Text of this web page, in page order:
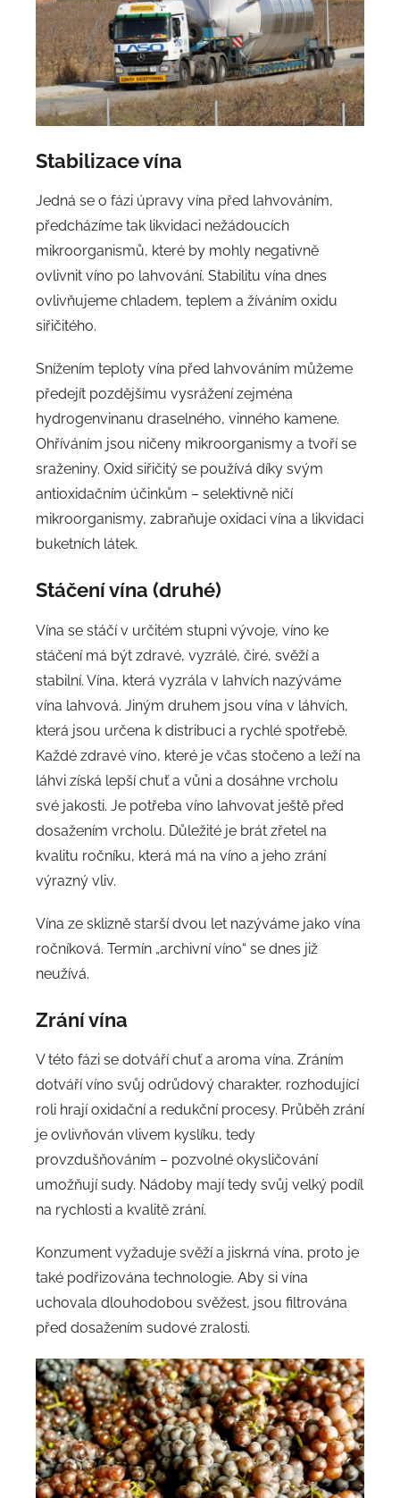
Stabilizace vína
Jedná se o fázi úpravy vína před lahvováním,
předcházíme tak likvidaci nežádoucích
mikroorganismů, které by mohly negativně
ovlivnit víno po lahvování. Stabilitu vína dnes
ovlivňujeme chladem, teplem a žíváním oxidu
siřičitého.
Snížením teploty vína před lahvováním můžeme
předejít pozdějšímu vysrážení zejména
hydrogenvinanu draselného, vinného kamene.
Ohříváním jsou ničeny mikroorganismy a tvoří se
sraženiny. Oxid siřičitý se používá díky svým
antioxidačním účinkům – selektivně ničí
mikroorganismy, zabraňuje oxidaci vína a likvidaci
buketních látek.
Stáčení vína (druhé)
Vína se stáčí v určitém stupni vývoje, víno ke
stáčení má být zdravé, vyzrálé, čiré, svěží a
stabilní. Vína, která vyzrála v lahvích nazýváme
vína lahvová. Jiným druhem jsou vína v láhvích,
která jsou určena k distribuci a rychlé spotřebě.
Každé zdravé víno, které je včas stočeno a leží na
láhvi získá lepší chuť a vůni a dosáhne vrcholu
své jakosti. Je potřeba víno lahvovat ještě před
dosažením vrcholu. Důležité je brát zřetel na
kvalitu ročníku, která má na víno a jeho zrání
výrazný vliv.
Vína ze sklizně starší dvou let nazýváme jako vína
ročníková. Termín „archivní víno“ se dnes již
neužívá.
Zrání vína
V této fázi se dotváří chuť a aroma vína. Zráním
dotváří víno svůj odrůdový charakter, rozhodující
roli hrají oxidační a redukční procesy. Průběh zrání
je ovlivňován vlivem kyslíku, tedy
provzdušňováním – pozvolné okysličování
umožňují sudy. Nádoby mají tedy svůj velký podíl
na rychlosti a kvalitě zrání.
Konzument vyžaduje svěží a jiskrná vína, proto je
také podřizována technologie. Aby si vína
uchovala dlouhodobou svěžest, jsou filtrována
před dosažením sudové zralosti.